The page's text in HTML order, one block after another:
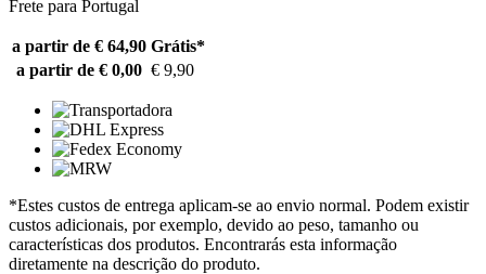
Frete para Portugal
a partir de € 64,90 Grátis*
a partir de € 0,00 € 9,90
*Estes custos de entrega aplicam-se ao envio normal. Podem existir
custos adicionais, por exemplo, devido ao peso, tamanho ou
características dos produtos. Encontrarás esta informação
diretamente na descrição do produto.